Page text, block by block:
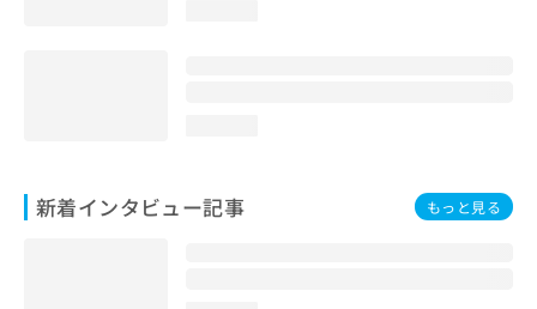
新着インタビュー記事 もっと見る